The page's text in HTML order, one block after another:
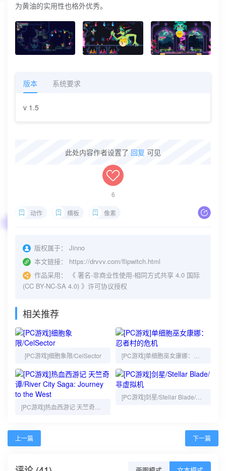
为黄油的实用性也格外优秀。
版本 系统要求
v 1.5
此处内容作者设置了 回复 可见
6
动作 横板 像素
版权属于：
Jinno
本文链接：
https://drvvv.com/flipwitch.html
作品采用：
《 署名-非商业性使用-相同方式共享 4.0 国际
(CC BY-NC-SA 4.0) 》许可协议授权
相关推荐
[PC游戏]细胞象限/CelSector [PC游戏]单细胞巫女康娜：忍者村的危机
[PC游戏]热血西游记 天竺奇谭/River City Saga: Journey to the West
[PC游戏]剑星/Stellar Blade/非虚拟机
上一篇 下一篇